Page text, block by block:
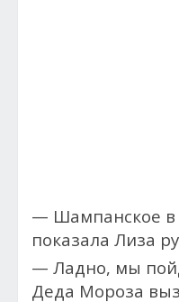
— Шампанское в
показала Лиза
— Ладно, мы
Деда Мороза